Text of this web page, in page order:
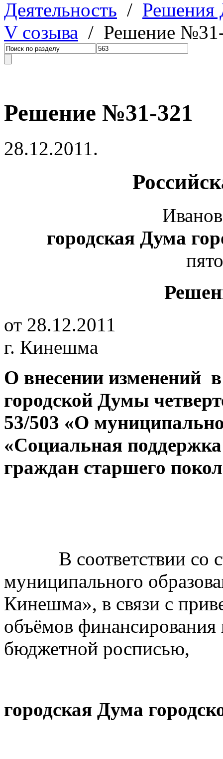
Деятельность /
V созыва / Решение
Решение №31-321
28.12.2011.
городская Дума
от 28.12.2011
г. Кинешма
О внесении изменений
городской Думы
53/503 «О
«Социальная
граждан старшего
В соответствии со
муниципального
Кинешма», в связи с
объёмов
бюджетной росписью,
городская Дума